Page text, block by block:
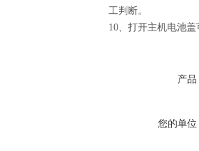
工判断。
10、打开主机电池
产品
您的单位